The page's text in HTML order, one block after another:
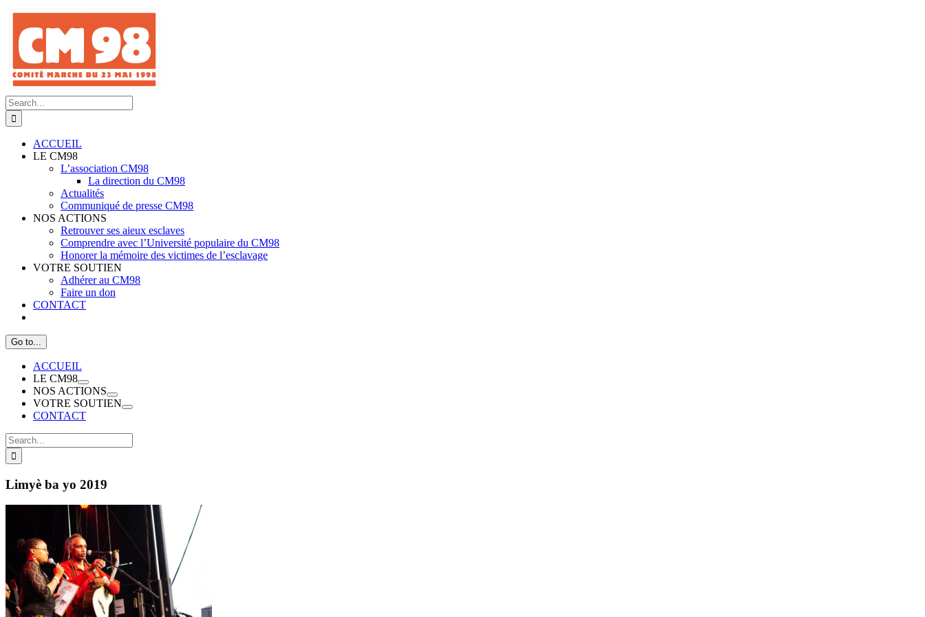
Skip
content
Search
for:
ACCUEIL
LE CM98
L’association CM98
La direction du CM98
Actualités
Communiqué de presse CM98
NOS ACTIONS
Retrouver ses aieux esclaves
Comprendre avec l’Université populaire du CM98
Honorer la mémoire des victimes de l’esclavage
VOTRE SOUTIEN
Adhérer au CM98
Faire un don
CONTACT
Go to...
ACCUEIL
LE CM98
NOS ACTIONS
VOTRE SOUTIEN
CONTACT
Search
for:
Limyè ba yo 2019